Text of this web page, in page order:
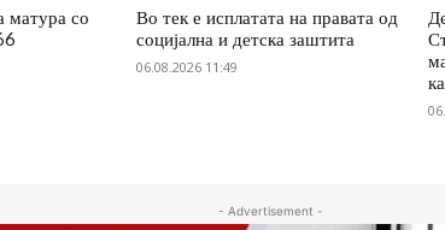
матура со
Во тек е исплатата на правата од
социјална и детска заштита
06.08.2026 11:49
- Advertisement -